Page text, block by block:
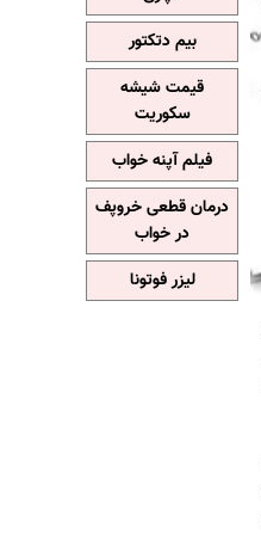
بیم دتکتور
قیمت شیشه
سکوریت
فیلم آپنه خواب
درمان قطعی خروپف
در خواب
لیزر فوتونا